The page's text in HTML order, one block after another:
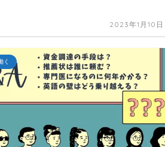
2023年1月10日
く